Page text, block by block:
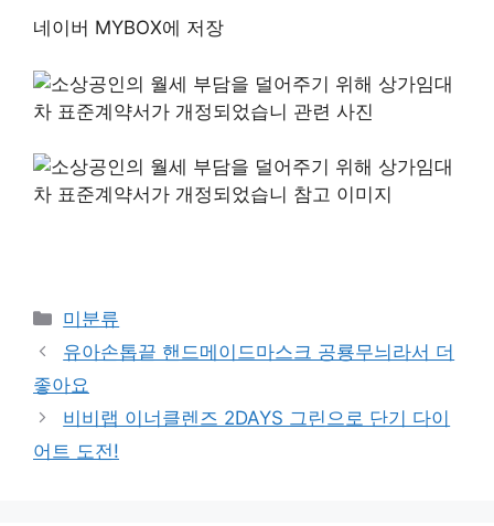
네이버 MYBOX에 저장
Categories
미분류
유아손톱끝 핸드메이드마스크 공룡무늬라서 더
좋아요
비비랩 이너클렌즈 2DAYS 그린으로 단기 다이
어트 도전!